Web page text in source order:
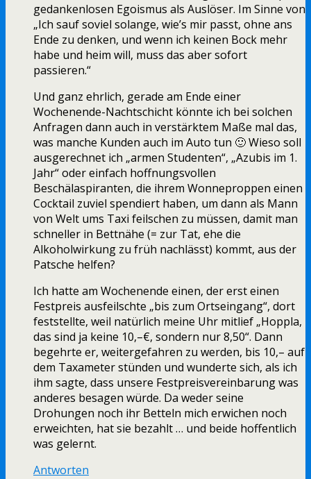
gedankenlosen Egoismus als Auslöser. Im Sinne von
„Ich sauf soviel solange, wie’s mir passt, ohne ans
Ende zu denken, und wenn ich keinen Bock mehr
habe und heim will, muss das aber sofort
passieren.“
Und ganz ehrlich, gerade am Ende einer
Wochenende-Nachtschicht könnte ich bei solchen
Anfragen dann auch in verstärktem Maße mal das,
was manche Kunden auch im Auto tun 🙂 Wieso soll
ausgerechnet ich „armen Studenten“, „Azubis im 1.
Jahr“ oder einfach hoffnungsvollen
Beschälaspiranten, die ihrem Wonneproppen einen
Cocktail zuviel spendiert haben, um dann als Mann
von Welt ums Taxi feilschen zu müssen, damit man
schneller in Bettnähe (= zur Tat, ehe die
Alkoholwirkung zu früh nachlässt) kommt, aus der
Patsche helfen?
Ich hatte am Wochenende einen, der erst einen
Festpreis ausfeilschte „bis zum Ortseingang“, dort
feststellte, weil natürlich meine Uhr mitlief „Hoppla,
das sind ja keine 10,–€, sondern nur 8,50“. Dann
begehrte er, weitergefahren zu werden, bis 10,– auf
dem Taxameter stünden und wunderte sich, als ich
ihm sagte, dass unsere Festpreisvereinbarung was
anderes besagen würde. Da weder seine
Drohungen noch ihr Betteln mich erwichen noch
erweichten, hat sie bezahlt … und beide hoffentlich
was gelernt.
Antworten